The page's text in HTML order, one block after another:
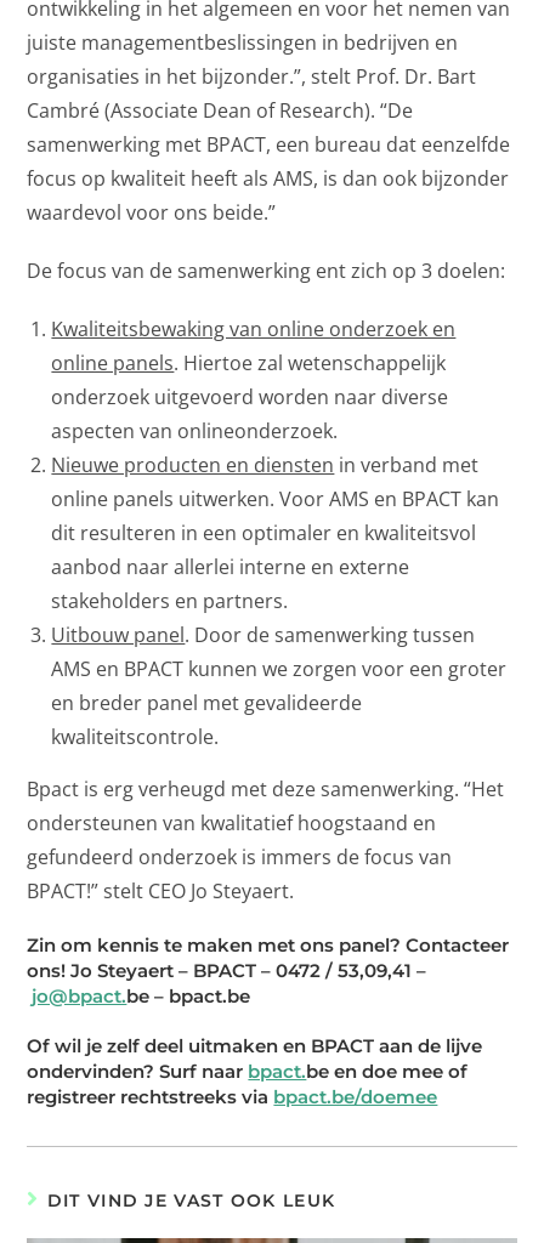
ontwikkeling in het algemeen en voor het nemen van
juiste managementbeslissingen in bedrijven en
organisaties in het bijzonder.”, stelt Prof. Dr. Bart
Cambré (Associate Dean of Research). “De
samenwerking met BPACT, een bureau dat eenzelfde
focus op kwaliteit heeft als AMS, is dan ook bijzonder
waardevol voor ons beide.”
De focus van de samenwerking ent zich op 3 doelen:
Kwaliteitsbewaking van online onderzoek en
online panels. Hiertoe zal wetenschappelijk
onderzoek uitgevoerd worden naar diverse
aspecten van onlineonderzoek.
Nieuwe producten en diensten in verband met
online panels uitwerken. Voor AMS en BPACT kan
dit resulteren in een optimaler en kwaliteitsvol
aanbod naar allerlei interne en externe
stakeholders en partners.
Uitbouw panel. Door de samenwerking tussen
AMS en BPACT kunnen we zorgen voor een groter
en breder panel met gevalideerde
kwaliteitscontrole.
Bpact is erg verheugd met deze samenwerking. “Het
ondersteunen van kwalitatief hoogstaand en
gefundeerd onderzoek is immers de focus van
BPACT!” stelt CEO Jo Steyaert.
Zin om kennis te maken met ons panel? Contacteer
ons! Jo Steyaert – BPACT – 0472 / 53,09,41 –
jo@bpact.be – bpact.be
Of wil je zelf deel uitmaken en BPACT aan de lijve
ondervinden? Surf naar bpact.be en doe mee of
registreer rechtstreeks via bpact.be/doemee
DIT VIND JE VAST OOK LEUK